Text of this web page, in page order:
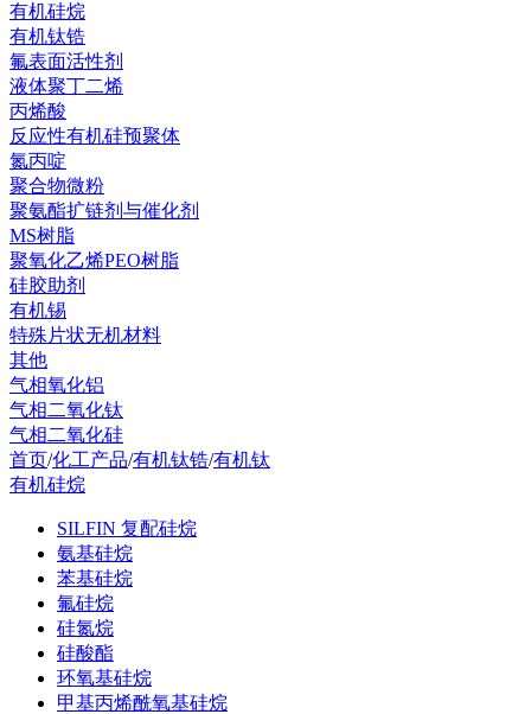
有机硅烷
有机钛锆
氟表面活性剂
液体聚丁二烯
丙烯酸
反应性有机硅预聚体
氮丙啶
聚合物微粉
聚氨酯扩链剂与催化剂
MS树脂
聚氧化乙烯PEO树脂
硅胶助剂
有机锡
特殊片状无机材料
其他
气相氧化铝
气相二氧化钛
气相二氧化硅
首页/化工产品/有机钛锆/有机钛
有机硅烷
SILFIN 复配硅烷
氨基硅烷
苯基硅烷
氟硅烷
硅氮烷
硅酸酯
环氧基硅烷
甲基丙烯酰氧基硅烷